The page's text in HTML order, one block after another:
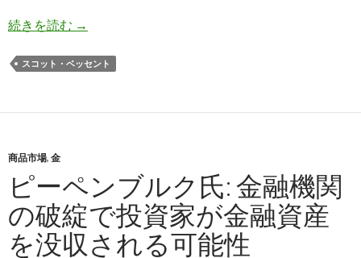
続きを読む 利下げを求めるベッセント財務長官: パウエル議
→
スコット・ベッセント
商品市場, 金
ピーペンブルク氏: 金融機関
の破綻で投資家が金融資産
を没収される可能性